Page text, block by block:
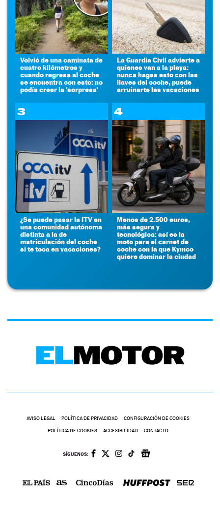
Volvió de una caminata de
cuatro kilómetros y
cuando regresa al coche
se encuentra con esto: no
podía creer la 'sorpresa'
La Guardia Civil advierte a
quienes van a la playa:
nunca hagas esto con las
llaves del coche, puede
arruinarte las vacaciones
3
¿Se puede pasar la ITV en
una comunidad autónoma
distinta a la de
matriculación del coche
si te toca en vacaciones?
4
Menos de 2.500 euros,
más segura y
tecnológica: así es la
moto para el carnet de
coche con la que Kymco
quiere dominar la ciudad
AVISO LEGAL POLÍTICA DE PRIVACIDAD CONFIGURACIÓN DE COOKIES
POLÍTICA DE COOKIES ACCESIBILIDAD CONTACTO
SÍGUENOS: